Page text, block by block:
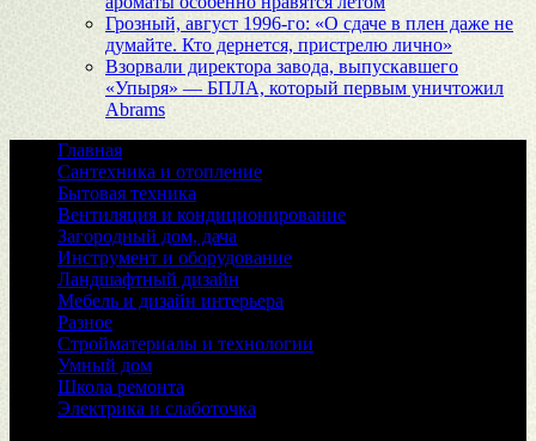
Грозный, август 1996-го: «О сдаче в плен даже не
думайте. Кто дернется, пристрелю лично»
Взорвали директора завода, выпускавшего
«Упыря» — БПЛА, который первым уничтожил
Abrams
Главная
Сантехника и отопление
Бытовая техника
Вентиляция и кондиционирование
Загородный дом, дача
Инструмент и оборудование
Ландшафтный дизайн
Мебель и дизайн интерьера
Разное
Стройматериалы и технологии
Умный дом
Школа ремонта
Электрика и слаботочка